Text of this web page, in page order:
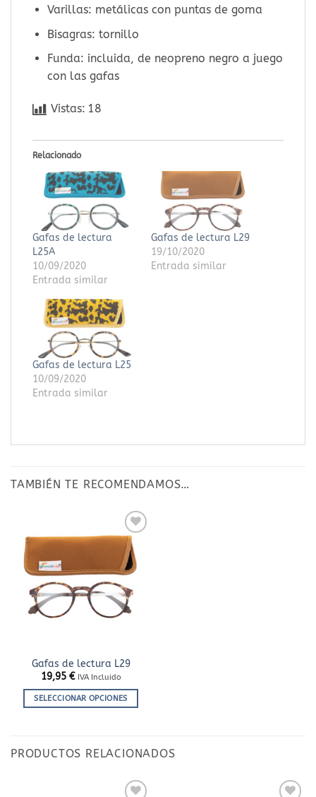
Varillas: metálicas con puntas de goma
Bisagras: tornillo
Funda: incluida, de neopreno negro a juego
con las gafas
Vistas: 18
Relacionado
Gafas de lectura
L25A
10/09/2020
Entrada similar
Gafas de lectura L29
19/10/2020
Entrada similar
Gafas de lectura L25
10/09/2020
Entrada similar
TAMBIÉN TE RECOMENDAMOS…
Añadir
a la
lista
de
deseos
Gafas de lectura L29
19,95 € IVA Incluido
SELECCIONAR OPCIONES
múltiples
PRODUCTOS RELACIONADOS